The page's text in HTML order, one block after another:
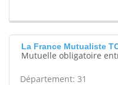
La France Mutualiste
Mutuelle obligatoire
Département: 31